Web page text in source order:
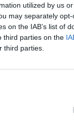
utilized by us
may separately
on the IAB’s list of
third parties on the
third parties.